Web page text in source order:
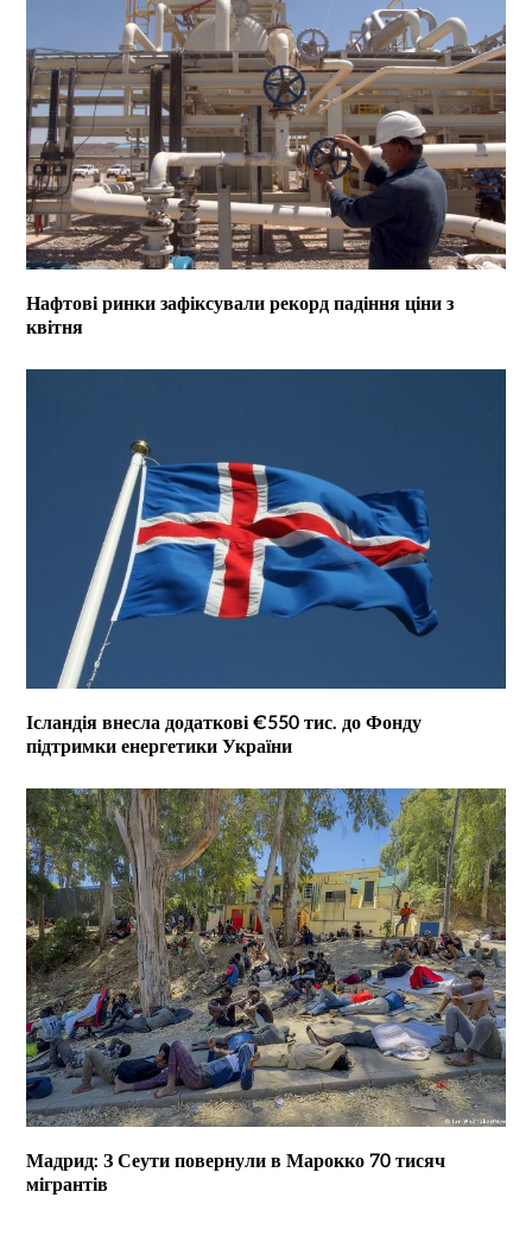
Нафтові ринки зафіксували рекорд падіння ціни з
квітня
Ісландія внесла додаткові €550 тис. до Фонду
підтримки енергетики України
Мадрид: З Сеути повернули в Марокко 70 тисяч
мігрантів